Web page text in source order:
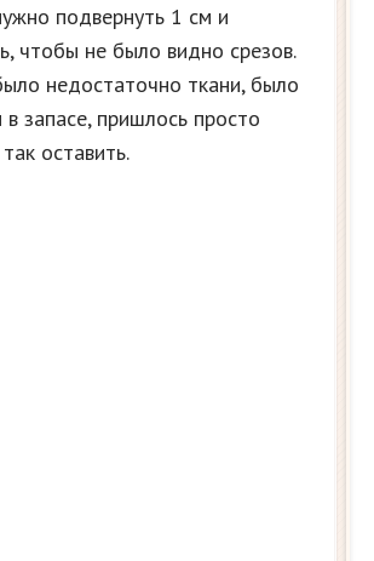
подвернуть 1 см и
чтобы не было видно срезов.
недостаточно ткани, было
запасе, пришлось просто
оставить.